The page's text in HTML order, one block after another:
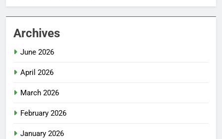
Archives
June 2026
April 2026
March 2026
February 2026
January 2026